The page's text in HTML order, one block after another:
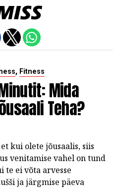
, Fitness
Mida
Teha?
kui olete jõusaalis, siis
venitamise vahel on tund
te ei võta arvesse
ja järgmise päeva